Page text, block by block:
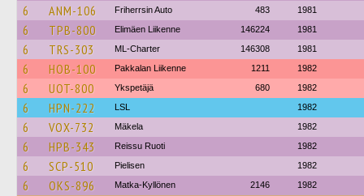
6 ANM-106 Friherrsin Auto 483 1981
6 TPB-800 Elimäen Liikenne 146224 1981
6 TRS-303 ML-Charter 146308 1981
6 HOB-100 Pakkalan Liikenne 1211 1982
6 UOT-800 Ykspetäjä 680 1982
6 HPN-222 LSL 1982
6 VOX-732 Mäkela 1982
6 HPB-343 Reissu Ruoti 1982
6 SCP-510 Pielisen 1982
6 OKS-896 Matka-Kyllönen 2146 1982